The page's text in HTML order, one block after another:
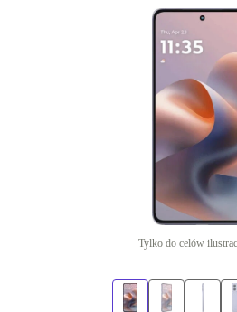
Tylko do celów